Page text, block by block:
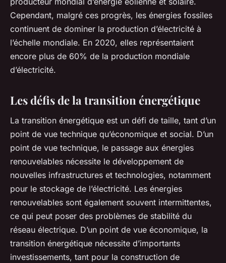
Cependant, malgré ces progrès, les énergies fossiles
continuent de dominer la production d’électricité à
l’échelle mondiale. En 2020, elles représentaient
encore plus de 60% de la production mondiale
d’électricité.
Les défis de la transition énergétique
La transition énergétique est un défi de taille, tant d’un
point de vue technique qu’économique et social. D’un
point de vue technique, le passage aux énergies
renouvelables nécessite le développement de
nouvelles infrastructures et technologies, notamment
pour le stockage de l’électricité. Les énergies
renouvelables sont également souvent intermittentes,
ce qui peut poser des problèmes de stabilité du
réseau électrique. D’un point de vue économique, la
transition énergétique nécessite d’importants
investissements, tant pour la construction de